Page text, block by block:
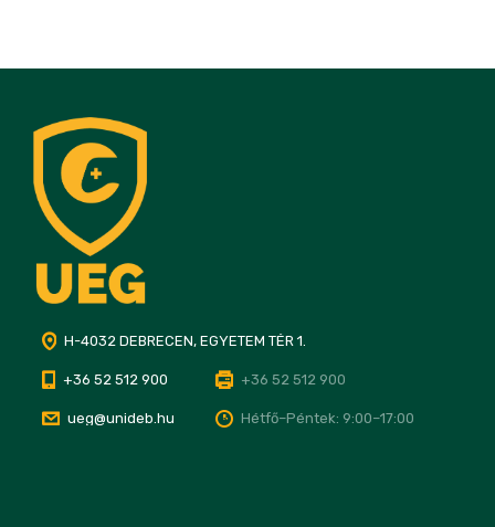
H-4032 DEBRECEN, EGYETEM TÉR 1.
+36 52 512 900 +36 52 512 900
ueg@unideb.hu Hétfő–Péntek: 9:00–17:00